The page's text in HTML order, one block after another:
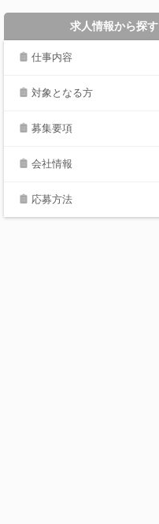
求人情報から探す
仕事内容
対象となる方
募集要項
会社情報
応募方法